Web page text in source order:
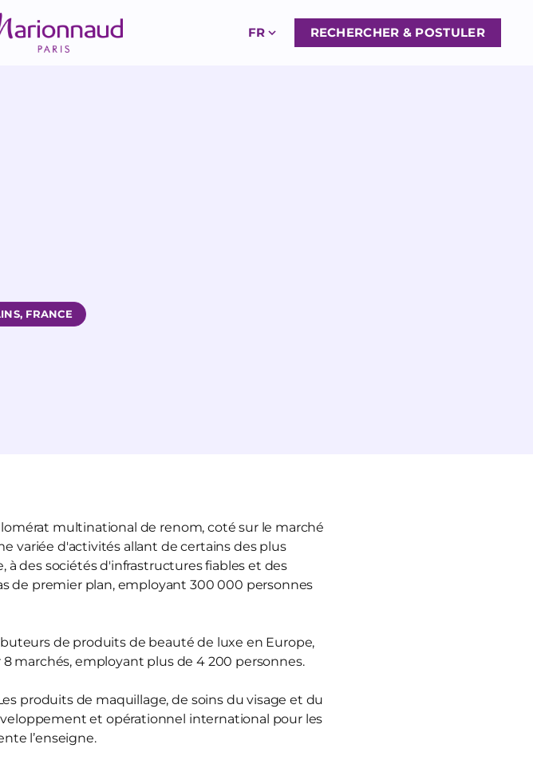
FR RECHERCHER & POSTULER
FRANCE
multinational de renom, coté sur le marché
variée d'activités allant de certains des plus
des sociétés d'infrastructures fiables et des
de premier plan, employant 300 000 personnes
de produits de beauté de luxe en Europe,
marchés, employant plus de 4 200 personnes.
produits de maquillage, de soins du visage et du
et opérationnel international pour les
l’enseigne.